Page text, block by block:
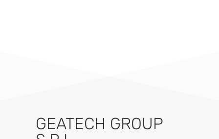
GEATECH GROUP